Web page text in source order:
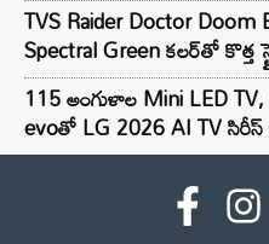
TVS Raider Doctor
Spectral Green కలర్‌తో కొత్త
115 అంగుళాల Mini LED
evoతో LG 2026 AI TV